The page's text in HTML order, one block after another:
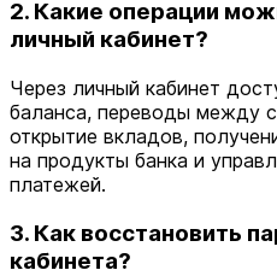
2. Какие операции
личный кабинет?
Через личный кабинет
баланса, переводы между
открытие вкладов,
на продукты банка и
платежей.
3. Как восстановить
кабинета?